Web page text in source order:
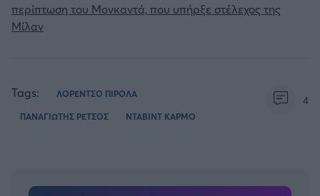
περίπτωση του Μονκαντά, που υπήρξε στέλεχος της
Μίλαν
Tags:
ΛΟΡΕΝΤΣΟ ΠΙΡΟΛΑ
ΠΑΝΑΓΙΩΤΗΣ ΡΕΤΣΟΣ
ΝΤΑΒΙΝΤ ΚΑΡΜΟ
4